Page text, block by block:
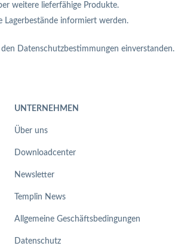
weitere lieferfähige Produkte.
Lagerbestände informiert werden.
Datenschutzbestimmungen einverstanden.
UNTERNEHMEN
Über uns
Downloadcenter
Newsletter
Templin News
Allgemeine Geschäftsbedingungen
Datenschutz